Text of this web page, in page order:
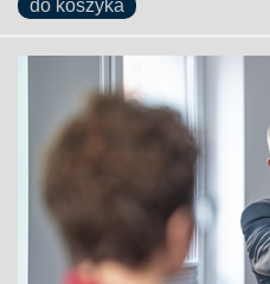
do koszyka